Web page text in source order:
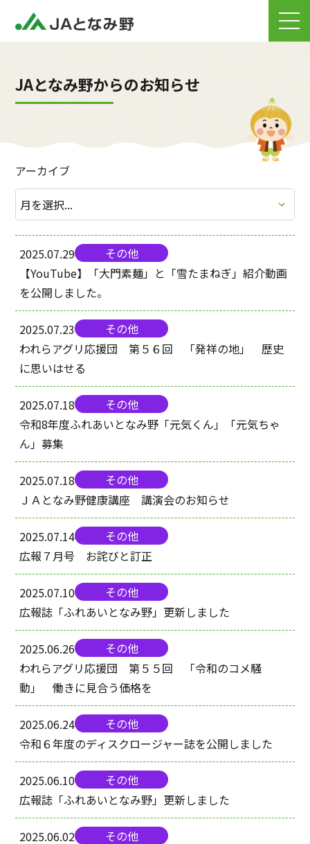
JAとなみ野からのお知らせ
アーカイブ
2025.07.29
その他
【YouTube】「大門素麺」と「雪たまねぎ」紹介動画
を公開しました。
2025.07.23
その他
われらアグリ応援団 第５６回 「発祥の地」 歴史
に思いはせる
2025.07.18
その他
令和8年度ふれあいとなみ野「元気くん」「元気ちゃ
ん」募集
2025.07.18
その他
ＪＡとなみ野健康講座 講演会のお知らせ
2025.07.14
その他
広報７月号 お詫びと訂正
2025.07.10
その他
広報誌「ふれあいとなみ野」更新しました
2025.06.26
その他
われらアグリ応援団 第５５回 「令和のコメ騒
動」 働きに見合う価格を
2025.06.24
その他
令和６年度のディスクロージャー誌を公開しました
2025.06.10
その他
広報誌「ふれあいとなみ野」更新しました
2025.06.02
その他